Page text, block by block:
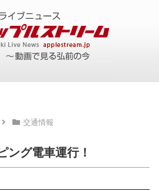
交通情報
ング電車運行！